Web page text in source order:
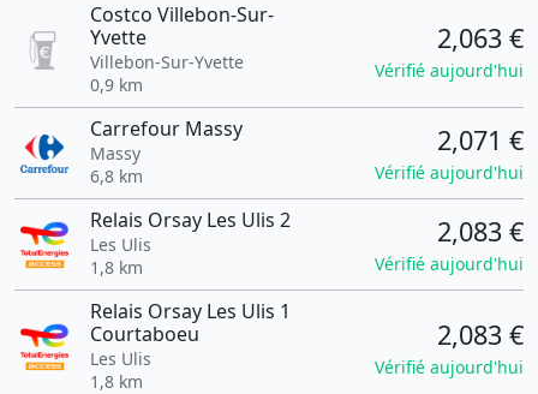
Costco Villebon-Sur-
Yvette
Villebon-Sur-Yvette
0,9 km
2,063 €
Vérifié aujourd'hui
Carrefour Massy
Massy
6,8 km
2,071 €
Vérifié aujourd'hui
Relais Orsay Les Ulis 2
Les Ulis
1,8 km
2,083 €
Vérifié aujourd'hui
Relais Orsay Les Ulis 1
Courtaboeu
Les Ulis
1,8 km
2,083 €
Vérifié aujourd'hui